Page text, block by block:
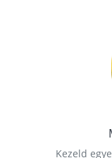
Kezeld